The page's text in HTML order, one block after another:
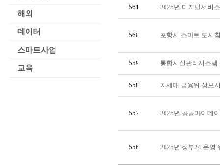
561 2025년 디지털서비
560 포항시 스마트 도시
559 통합시설관리시스템
558 차세대 금융위 정보
557 2025년 공공마이데
556 2025년 정부24 운영
해외
데이터
스마트사업
교육